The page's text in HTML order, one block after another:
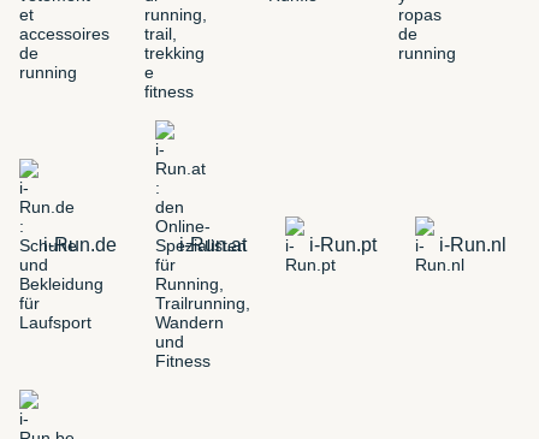
i-Run.de i-Run.at i-Run.pt i-Run.nl